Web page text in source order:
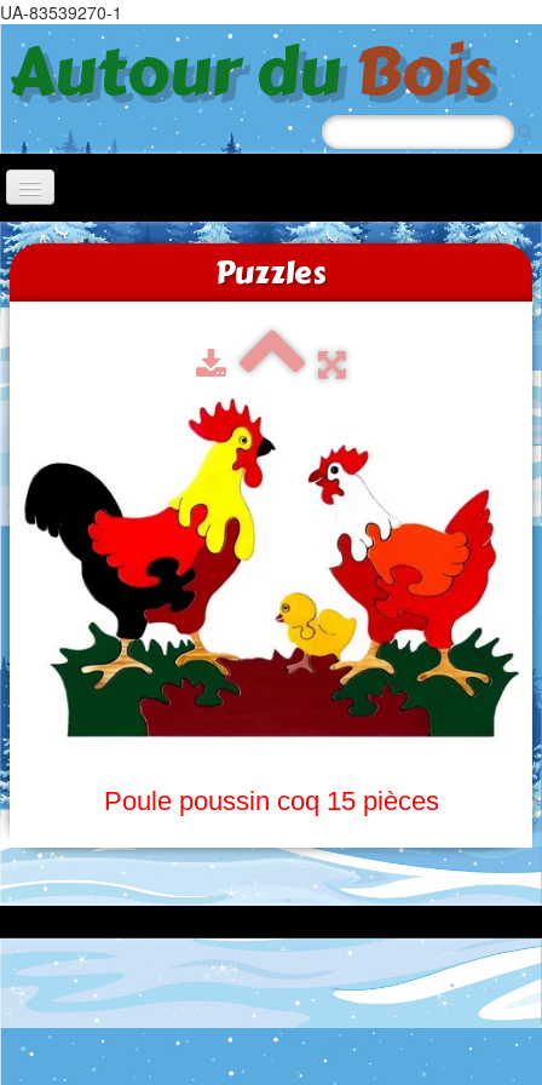
UA-83539270-1
Autour duBois
Accueil
Chiens à roulettes
Jouets à tirer
Trotteurs
Oiseaux picoreurs
Grimpeurs
Les culbuteurs
Puzzle
Créations diverses
Imprimante 3D
Découpe laser
Pendentifs en céramique
Objets en céramique
Galets
Puzzles
Poule poussin coq 15 pièces